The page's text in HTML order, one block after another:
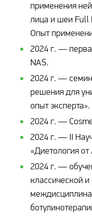
применения
лица и шеи Full
Опыт
2024 г. —
NAS.
2024 г. —
решения для
опыт эксперта».
2024 г. —
2024 г. — II
«Диетология
2024 г. —
классической